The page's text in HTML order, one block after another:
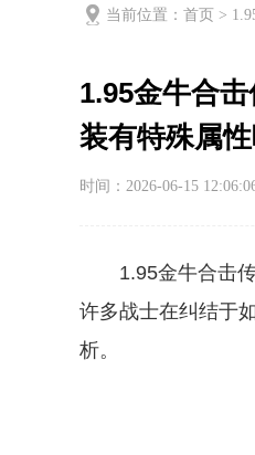
当前位置： 首页 >
1.95金牛合
装有特殊属
时间：2026-06-15
1.95金牛合击传
许多战士在纠结于
析。